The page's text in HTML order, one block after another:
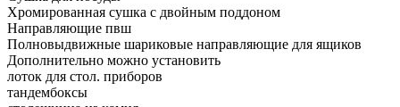
Хромированная сушка с двойным поддоном
Направляющие пвш
Полновыдвижные шариковые направляющие для ящиков
Дополнительно можно установить
лоток для стол. приборов
тандембоксы